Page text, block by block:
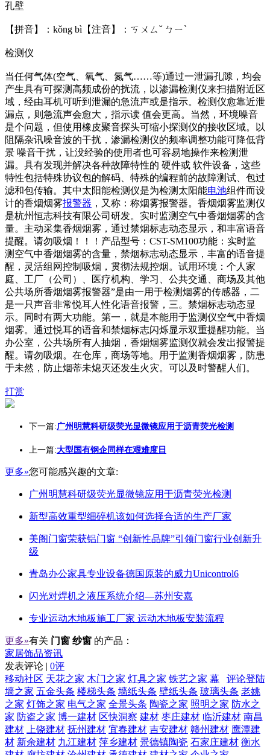
孔壁
【拼音】：kǒng bì【注音】：ㄎㄨㄙˇ ㄅㄧˋ
检测仪
当任何气体(空气、氧气、氮气……等)通过一泄漏孔隙，均会
产生具有可探测高频成份的扰流，以渗漏检测仪来扫描附近区
域，经由耳机可听到泄漏的急流声或是指示。检测仪愈靠近泄
漏点，则急流声会愈大，指示读 值会更高。当然，环境噪音
是个问题，但使用橡皮聚音探头可缩小探测仪的接收区域。以
阻隔杂讯噪音波的干扰，渗漏检测仪的频率调整功能可降低背
景 噪音干扰，让没经验的使用者也可容易地操作来检测泄
漏。具有发现并解决各种故障特性的 硬件或 软件设备，这些
特性包括特殊协议包的解码、特殊的编程前的故障测试、包过
滤和包传输。其中太阳能检测仪是为检测太阳能电池组件而设
计的香烟烟雾报警器 ，又称：称烟雾报警器。香烟烟雾监测仪
是杭州恒志科技有限公司研发。实时监测空气中香烟烟雾的含
量。主动采集香烟烟雾，通过禁烟标志动态显示，和丰富语音
提醒。请勿吸烟！！！产品型号：CST-SM100功能：实时监
测空气中香烟烟雾的含量，禁烟标志动态显示，丰富的语音提
醒，灵活组网控制吸烟，贯彻法规控烟。试用环境：个人家
庭、工厂（公司）、医疗机构、学习、公共交通、商场及其他
公共场所香烟烟雾报警器”是由一用于检测烟雾的传感器，二
是一只声音非常悦耳人性化语音报警，三。禁烟标志动态显
示。同时有两大功能。第一，就是本能用于监测仪空气中香烟
烟雾。通过悦耳的语音和禁烟标志闪烁显示双重提醒功能。当
办公室，公共场所有人抽烟，香烟烟雾监测仪就会发出报警提
醒。请勿吸烟。在仓库，商场等地。用于监测香烟烟雾，防患
于未然，防止烟蒂未熄灭还发生火灾。可以及时警醒人们。
打赏
下一篇:广州明慧科研级荧光显微镜应用于沥青荧光检测
上一篇:大型国有钢企同样在艰难度日
更多»您可能感兴趣的文章:
广州明慧科研级荧光显微镜应用于沥青荧光检测
新型高效重型细碎机该如何选择合适的生产厂家
美阁门窗荣获铝门窗 “创新性品牌”引领门窗行业创新升
级
青岛办公家具专业设备德国原装的威力Unicontrol6
闪光对焊机之液压系统介绍—苏州安嘉
专业运动木地板施工厂家 运动木地板安装流程
更多»有关 门窗 纱窗 的产品：
家居饰品资讯
发表评论 | 0评
评论登陆
移动社区 天花之家 木门之家 灯具之家 铁艺之家 幕
墙之家 五金头条 楼梯头条 墙纸头条 壁纸头条 玻璃头条 老姚
之家 灯饰之家 电气之家 全景头条 陶瓷之家 照明之家 防水之
家 防盗之家 博一建材 区快洞察 建材 枣庄建材 临沂建材 南昌
建材
上饶建材 抚州建材 宜春建材 吉安建材 赣州建材 鹰潭建
材 新余建材 九江建材 萍乡建材 景德镇陶瓷 石家庄建材 衡水